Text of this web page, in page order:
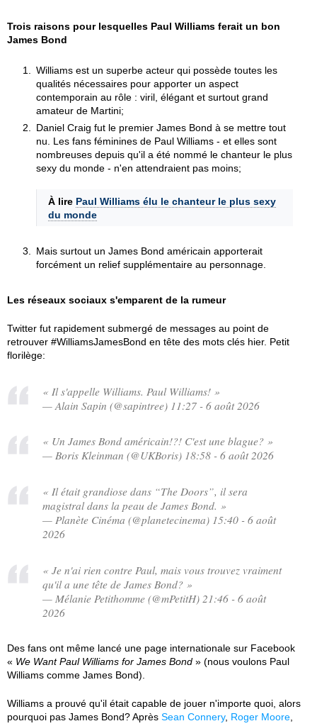
Trois raisons pour lesquelles Paul Williams ferait un bon
James Bond
Williams est un superbe acteur qui possède toutes les
qualités nécessaires pour apporter un aspect
contemporain au rôle : viril, élégant et surtout grand
amateur de Martini;
Daniel Craig fut le premier James Bond à se mettre tout
nu. Les fans féminines de Paul Williams - et elles sont
nombreuses depuis qu'il a été nommé le chanteur le plus
sexy du monde - n'en attendraient pas moins;
À lire Paul Williams élu le chanteur le plus sexy
du monde
Mais surtout un James Bond américain apporterait
forcément un relief supplémentaire au personnage.
Les réseaux sociaux s'emparent de la rumeur
Twitter fut rapidement submergé de messages au point de
retrouver #WilliamsJamesBond en tête des mots clés hier. Petit
florilège:
« Il s'appelle Williams. Paul Williams! »
— Alain Sapin (@sapintree) 11:27 - 6 août 2026
« Un James Bond américain!?! C'est une blague? »
— Boris Kleinman (@UKBoris) 18:58 - 6 août 2026
« Il était grandiose dans “The Doors”, il sera
magistral dans la peau de James Bond. »
— Planète Cinéma (@planetecinema) 15:40 - 6 août
2026
« Je n'ai rien contre Paul, mais vous trouvez vraiment
qu'il a une tête de James Bond? »
— Mélanie Petithomme (@mPetitH) 21:46 - 6 août
2026
Des fans ont même lancé une page internationale sur Facebook
« We Want Paul Williams for James Bond » (nous voulons Paul
Williams comme James Bond).
Williams a prouvé qu'il était capable de jouer n'importe quoi, alors
pourquoi pas James Bond? Après Sean Connery, Roger Moore